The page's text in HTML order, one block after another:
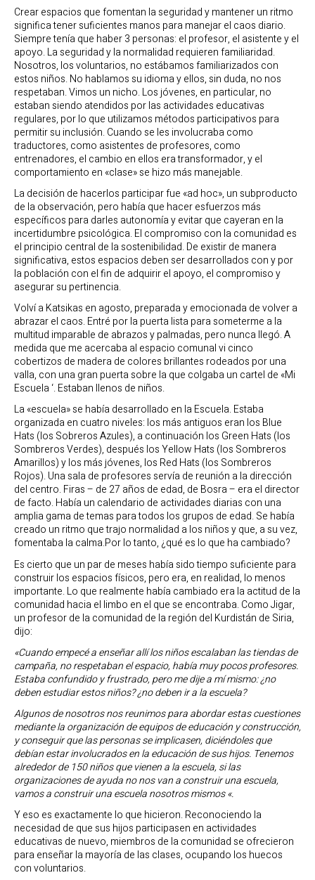
Crear espacios que fomentan la seguridad y mantener un ritmo
significa tener suficientes manos para manejar el caos diario.
Siempre tenía que haber 3 personas: el profesor, el asistente y el
apoyo. La seguridad y la normalidad requieren familiaridad.
Nosotros, los voluntarios, no estábamos familiarizados con
estos niños. No hablamos su idioma y ellos, sin duda, no nos
respetaban. Vimos un nicho. Los jóvenes, en particular, no
estaban siendo atendidos por las actividades educativas
regulares, por lo que utilizamos métodos participativos para
permitir su inclusión. Cuando se les involucraba como
traductores, como asistentes de profesores, como
entrenadores, el cambio en ellos era transformador, y el
comportamiento en «clase» se hizo más manejable.
La decisión de hacerlos participar fue «ad hoc», un subproducto
de la observación, pero había que hacer esfuerzos más
específicos para darles autonomía y evitar que cayeran en la
incertidumbre psicológica. El compromiso con la comunidad es
el principio central de la sostenibilidad. De existir de manera
significativa, estos espacios deben ser desarrollados con y por
la población con el fin de adquirir el apoyo, el compromiso y
asegurar su pertinencia.
Volví a Katsikas en agosto, preparada y emocionada de volver a
abrazar el caos. Entré por la puerta lista para someterme a la
multitud imparable de abrazos y palmadas, pero nunca llegó. A
medida que me acercaba al espacio comunal vi cinco
cobertizos de madera de colores brillantes rodeados por una
valla, con una gran puerta sobre la que colgaba un cartel de «Mi
Escuela ‘. Estaban llenos de niños.
La «escuela» se había desarrollado en la Escuela. Estaba
organizada en cuatro niveles: los más antiguos eran los Blue
Hats (los Sobreros Azules), a continuación los Green Hats (los
Sombreros Verdes), después los Yellow Hats (los Sombreros
Amarillos) y los más jóvenes, los Red Hats (los Sombreros
Rojos). Una sala de profesores servía de reunión a la dirección
del centro. Firas – de 27 años de edad, de Bosra – era el director
de facto. Había un calendario de actividades diarias con una
amplia gama de temas para todos los grupos de edad. Se había
creado un ritmo que trajo normalidad a los niños y que, a su vez,
fomentaba la calma.Por lo tanto, ¿qué es lo que ha cambiado?
Es cierto que un par de meses había sido tiempo suficiente para
construir los espacios físicos, pero era, en realidad, lo menos
importante. Lo que realmente había cambiado era la actitud de la
comunidad hacia el limbo en el que se encontraba. Como Jigar,
un profesor de la comunidad de la región del Kurdistán de Siria,
dijo:
«Cuando empecé a enseñar allí los niños escalaban las tiendas de
campaña, no respetaban el espacio, había muy pocos profesores.
Estaba confundido y frustrado, pero me dije a mí mismo: ¿no
deben estudiar estos niños? ¿no deben ir a la escuela?
Algunos de nosotros nos reunimos para abordar estas cuestiones
mediante la organización de equipos de educación y construcción,
y conseguir que las personas se implicasen, diciéndoles que
debían estar involucrados en la educación de sus hijos. Tenemos
alrededor de 150 niños que vienen a la escuela, si las
organizaciones de ayuda no nos van a construir una escuela,
vamos a construir una escuela nosotros mismos «.
Y eso es exactamente lo que hicieron. Reconociendo la
necesidad de que sus hijos participasen en actividades
educativas de nuevo, miembros de la comunidad se ofrecieron
para enseñar la mayoría de las clases, ocupando los huecos
con voluntarios.